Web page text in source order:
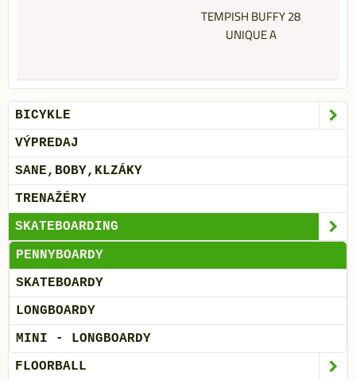
TEMPISH BUFFY 28
UNIQUE A
BICYKLE
VÝPREDAJ
SANE,BOBY,KLZÁKY
TRENAŽÉRY
SKATEBOARDING
PENNYBOARDY
SKATEBOARDY
LONGBOARDY
MINI - LONGBOARDY
FLOORBALL